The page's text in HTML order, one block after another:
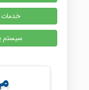
خدمات
سیستم